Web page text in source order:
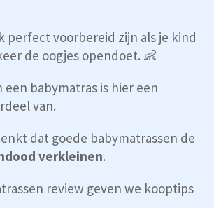
perfect voorbereid zijn als je kind
de oogjes opendoet. 👶
een babymatras is hier een
van.
dat goede babymatrassen de
verkleinen.
review geven we kooptips